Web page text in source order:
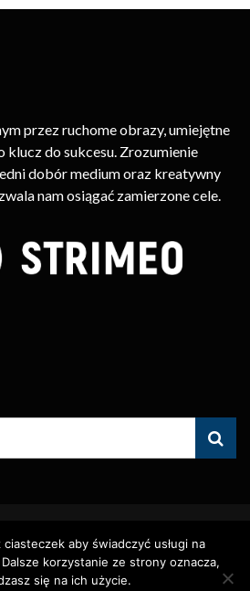
przez ruchome obrazy, umiejętne
do sukcesu. Zrozumienie
dobór medium oraz kreatywny
nam osiągać zamierzone cele.
Wideo) Bez Pisemnego Zezwolenia
Zabronione.
– Logotypy
aby świadczyć usługi na
korzystanie ze strony oznacza,
się na ich użycie.